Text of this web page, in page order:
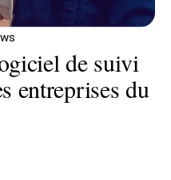
de suivi
entreprises du